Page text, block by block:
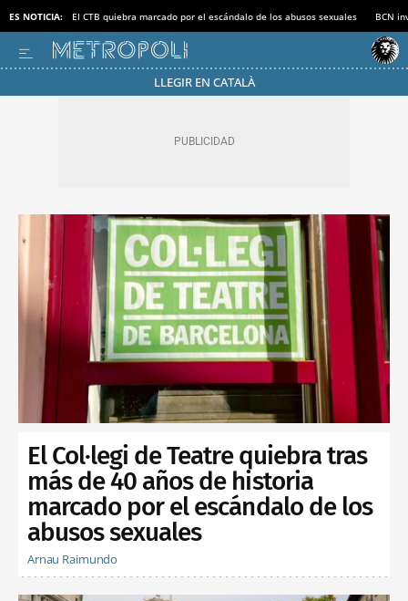
ES NOTICIA: El CTB quiebra marcado por el escándalo de los abusos sexuales BCN
LLEGIR EN CATALÀ
El Col·legi de Teatre quiebra tras
más de 40 años de historia
marcado por el escándalo de los
abusos sexuales
Arnau Raimundo